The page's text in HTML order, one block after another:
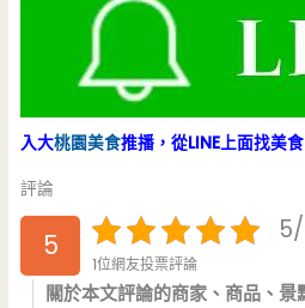
入大桃園美食推播，從LINE上面找美食
評論
5
1位網友投票評論
關於本文評論的商家、商品、